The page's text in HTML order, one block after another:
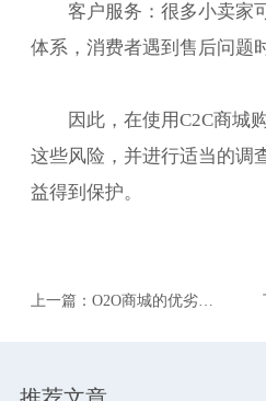
客户服务：很多小卖家
体系，消费者遇到售后问题
因此，在使用C2C商城
这些风险，并进行适当的调
益得到保护。
上一篇：O2O商城的优劣